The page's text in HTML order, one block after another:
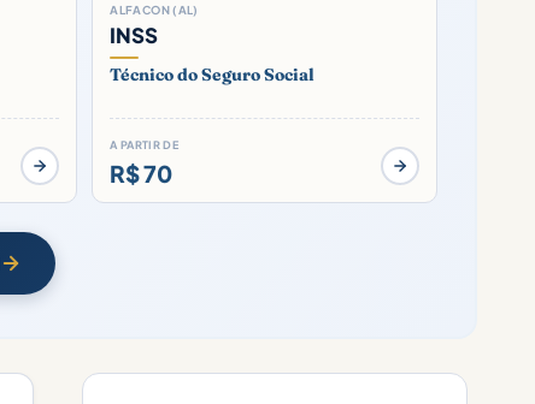
ALFACON (AL)
INSS
Técnico do Seguro Social
A PARTIR DE
R$ 70